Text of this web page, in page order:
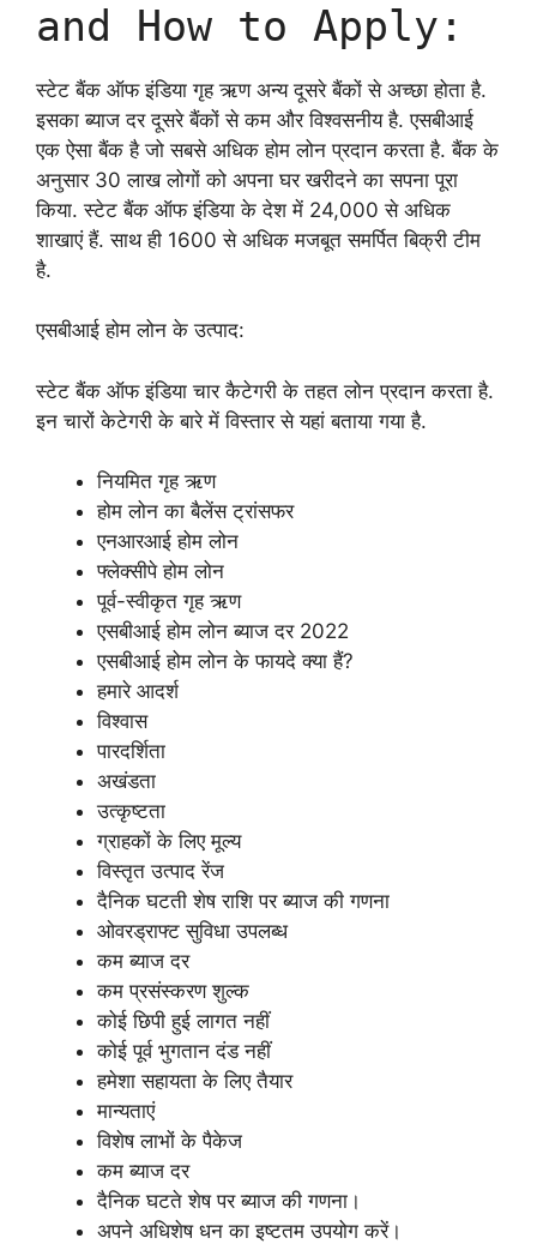
and How to Apply:
स्टेट बैंक ऑफ इंडिया गृह ऋण अन्य दूसरे बैंकों से अच्छा होता है.
इसका ब्याज दर दूसरे बैंकों से कम और विश्वसनीय है. एसबीआई
एक ऐसा बैंक है जो सबसे अधिक होम लोन प्रदान करता है. बैंक के
अनुसार 30 लाख लोगों को अपना घर खरीदने का सपना पूरा
किया. स्टेट बैंक ऑफ इंडिया के देश में 24,000 से अधिक
शाखाएं हैं. साथ ही 1600 से अधिक मजबूत समर्पित बिक्री टीम
है.
एसबीआई होम लोन के उत्पाद:
स्टेट बैंक ऑफ इंडिया चार कैटेगरी के तहत लोन प्रदान करता है.
इन चारों केटेगरी के बारे में विस्तार से यहां बताया गया है.
नियमित गृह ऋण
होम लोन का बैलेंस ट्रांसफर
एनआरआई होम लोन
फ्लेक्सीपे होम लोन
पूर्व-स्वीकृत गृह ऋण
एसबीआई होम लोन ब्याज दर 2022
एसबीआई होम लोन के फायदे क्या हैं?
हमारे आदर्श
विश्वास
पारदर्शिता
अखंडता
उत्कृष्टता
ग्राहकों के लिए मूल्य
विस्तृत उत्पाद रेंज
दैनिक घटती शेष राशि पर ब्याज की गणना
ओवरड्राफ्ट सुविधा उपलब्ध
कम ब्याज दर
कम प्रसंस्करण शुल्क
कोई छिपी हुई लागत नहीं
कोई पूर्व भुगतान दंड नहीं
हमेशा सहायता के लिए तैयार
मान्यताएं
विशेष लाभों के पैकेज
कम ब्याज दर
दैनिक घटते शेष पर ब्याज की गणना।
अपने अधिशेष धन का इष्टतम उपयोग करें।